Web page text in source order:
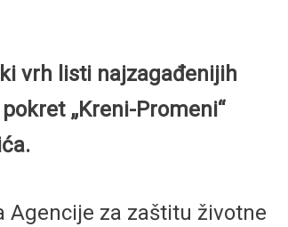
vrh listi najzagađenijih
„Kreni-Promeni“
Agencije za zaštitu životne